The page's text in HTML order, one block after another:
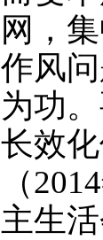
网，
作风
为功
长效化
（
主生